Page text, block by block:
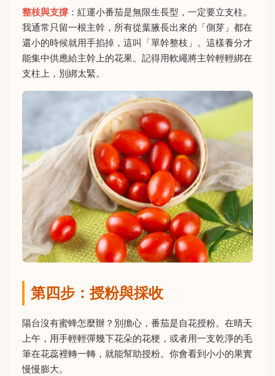
整枝與支撐 ：紅運小番茄是無限生長型，一定要立支柱。
我通常只留一根主幹，所有從葉腋長出來的「側芽」都在
還小的時候就用手掐掉，這叫「單幹整枝」。這樣養分才
能集中供應給主幹上的花果。記得用軟繩將主幹輕輕綁在
支柱上，別綁太緊。
第四步：授粉與採收
陽台沒有蜜蜂怎麼辦？別擔心，番茄是自花授粉。在晴天
上午，用手輕輕彈幾下花朵的花梗，或者用一支乾淨的毛
筆在花蕊裡轉一轉，就能幫助授粉。你會看到小小的果實
慢慢膨大。